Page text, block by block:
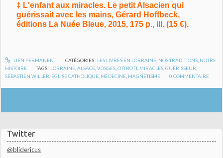
Twitter
@blidericus
‡ L'enfant aux miracles. Le petit Alsacien qui
guérissait avec les mains, Gérard Hoffbeck,
éditions La Nuée Bleue, 2015, 175 p., ill. (15 €).
LIEN PERMANENT CATÉGORIES : LES LIVRES EN LORRAINE, NOS TRADITIONS, NOTRE
HISTOIRE
TAGS : LORRAINE ,ALSACE ,VOSGES ,OTTROTT, MIRACLES ,GUÉRISSEUR
SÉBASTIEN WILLER ÉGLISE CATHOLIQUE MÉDECINE MAGNÉTISME 0 COMMENTAIRE